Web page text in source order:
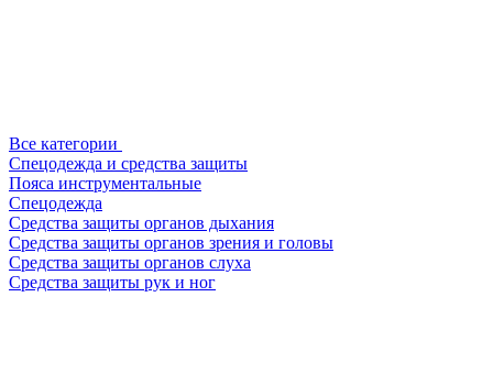
Все категории
Спецодежда и средства защиты
Пояса инструментальные
Спецодежда
Средства защиты органов дыхания
Средства защиты органов зрения и головы
Средства защиты органов слуха
Средства защиты рук и ног